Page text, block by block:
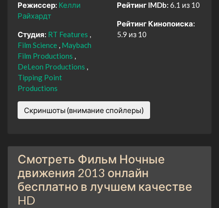
Режиссер: Келли
Райхардт
Студия: RT Features
Film Science Maybach
Film Productions
DeLeon Productions
Tipping Point
Productions
Рейтинг IMDb: 6.1 из 10
Рейтинг Кинопоиска:
5.9 из 10
Скриншоты (внимание спойлеры)
Смотреть Фильм Ночные
движения 2013 онлайн
бесплатно в лучшем качестве
HD